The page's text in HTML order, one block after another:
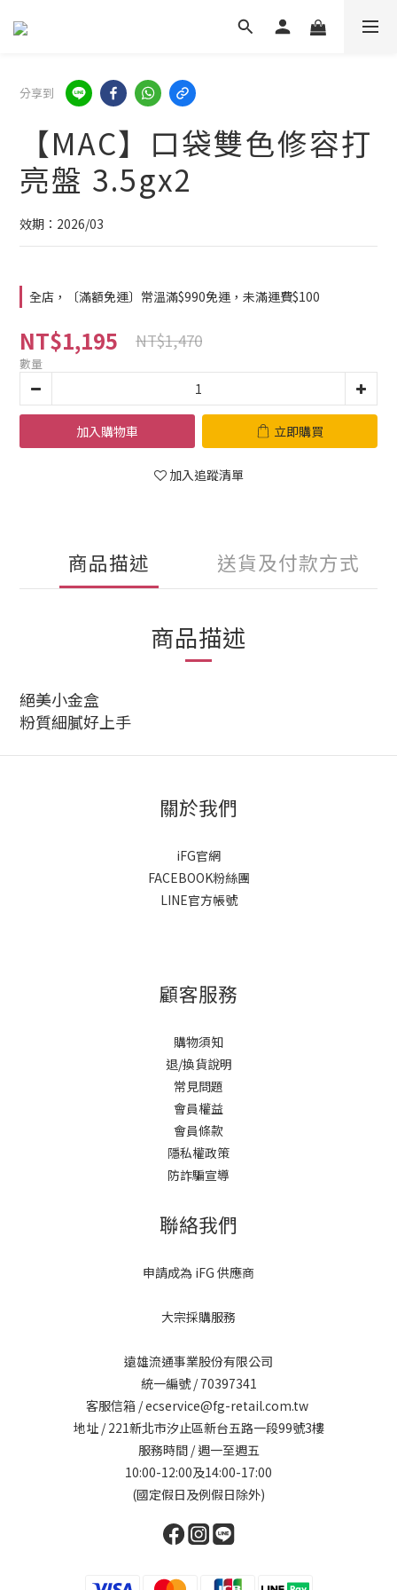
分享到
【MAC】口袋雙色修容打
亮盤 3.5gx2
效期：2026/03
全店，〔滿額免運〕常溫滿$990免運，未滿運費$100
NT$1,195 NT$1,470
數量
加入購物車 立即購買
加入追蹤清單
商品描述 送貨及付款方式
商品描述
絕美小金盒
粉質細膩好上手
關於我們
iFG官網
FACEBOOK粉絲團
LINE官方帳號
顧客服務
購物須知
退/換貨說明
常見問題
會員權益
會員條款
隱私權政策
防詐騙宣導
聯絡我們
申請成為 iFG 供應商
大宗採購服務
遠雄流通事業股份有限公司
統一編號 / 70397341
客服信箱 / ecservice@fg-retail.com.tw
地址 / 221新北市汐止區新台五路一段99號3樓
服務時間 / 週一至週五
10:00-12:00及14:00-17:00
(國定假日及例假日除外)